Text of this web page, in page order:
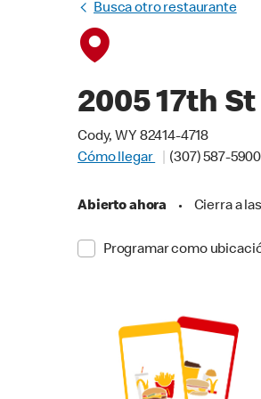
Busca otro restaurante
2005 17th St
Cody, WY 82414-4718
Cómo llegar
(307) 587-5900
Abierto ahora • Cierra a
Programar como